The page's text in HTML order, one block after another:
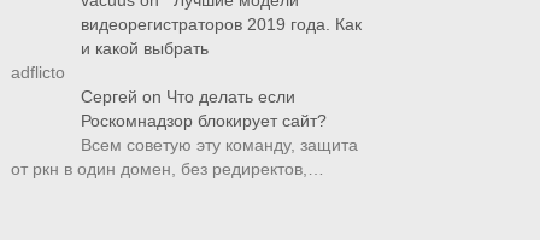
видеорегистраторов 2019 года. Как
и какой выбрать
adflicto
Сергей on Что делать если
Роскомнадзор блокирует сайт?
Всем советую эту команду, защита
от ркн в один домен, без редиректов,…